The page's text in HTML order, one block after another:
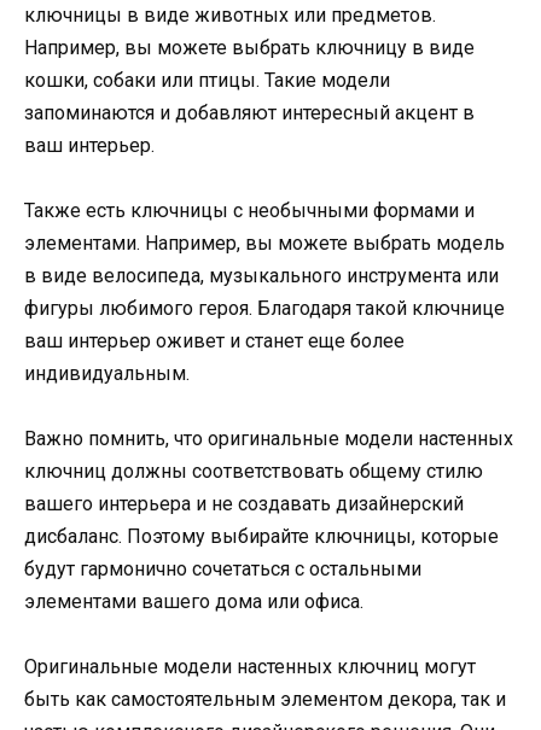
ключницы в виде животных или предметов.
Например, вы можете выбрать ключницу в виде
кошки, собаки или птицы. Такие модели
запоминаются и добавляют интересный акцент в
ваш интерьер.
Также есть ключницы с необычными формами и
элементами. Например, вы можете выбрать модель
в виде велосипеда, музыкального инструмента или
фигуры любимого героя. Благодаря такой ключнице
ваш интерьер оживет и станет еще более
индивидуальным.
Важно помнить, что оригинальные модели настенных
ключниц должны соответствовать общему стилю
вашего интерьера и не создавать дизайнерский
дисбаланс. Поэтому выбирайте ключницы, которые
будут гармонично сочетаться с остальными
элементами вашего дома или офиса.
Оригинальные модели настенных ключниц могут
быть как самостоятельным элементом декора, так и